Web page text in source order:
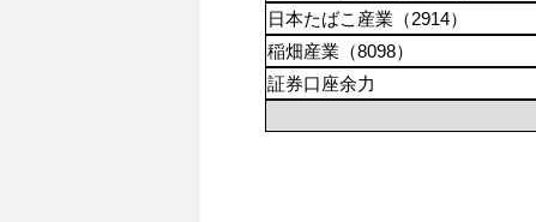
日本たばこ産業（2914）
稲畑産業（8098）
証券口座余力